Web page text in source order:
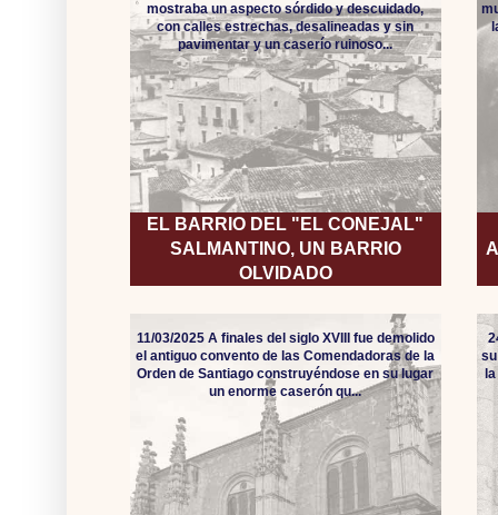
EL BARRIO DEL "EL CONEJAL"
SALMANTINO, UN BARRIO
OLVIDADO
mostraba un aspecto sórdido y descuidado,
con calles estrechas, desalineadas y sin
pavimentar y un caserío ruinoso...
11/03/2025 A finales del siglo XVIII fue demolido
el antiguo convento de las Comendadoras de la
Orden de Santiago construyéndose en su lugar
un enorme caserón qu...